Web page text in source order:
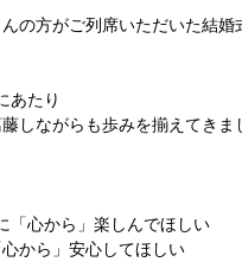
の方がご列席いただいた結婚
あたり
しながらも歩みを揃えてきま
「心から」楽しんでほしい
から」安心してほしい